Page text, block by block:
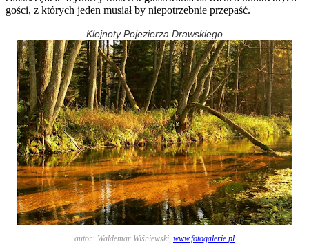
gości, z których jeden musiał by niepotrzebnie przepaść.
Klejnoty Pojezierza Drawskiego
autor: Waldemar Wiśniewski, www.fotogalerie.pl